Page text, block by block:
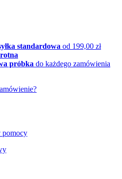
standardowa od 199,00 zł
próbka do każdego zamówienia
pomocy